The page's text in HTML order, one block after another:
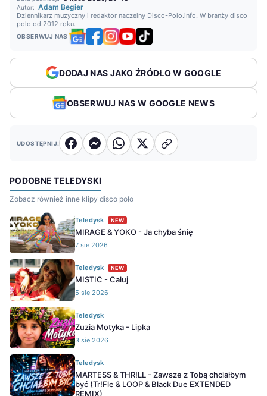
Autor: Adam Begier
Dziennikarz muzyczny i redaktor naczelny Disco-Polo.info. W branży disco
polo od 2012 roku.
OBSERWUJ NAS
DODAJ NAS JAKO ŹRÓDŁO W GOOGLE
OBSERWUJ NAS W GOOGLE NEWS
UDOSTĘPNIJ:
PODOBNE TELEDYSKI
Zobacz również inne klipy disco polo
Teledysk NEW
MIRAGE & YOKO - Ja chyba śnię
7 sie 2026
Teledysk NEW
MISTIC - Całuj
5 sie 2026
Teledysk
Zuzia Motyka - Lipka
3 sie 2026
Teledysk
MARTESS & THR!LL - Zawsze z Tobą chciałbym
być (Tr!Fle & LOOP & Black Due EXTENDED
REMIX)